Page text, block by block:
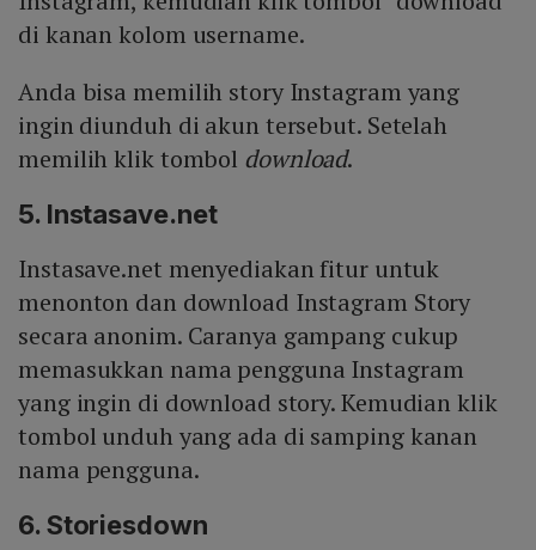
di kanan kolom username.
Anda bisa memilih story Instagram yang
ingin diunduh di akun tersebut. Setelah
memilih klik tombol download.
5. Instasave.net
Instasave.net menyediakan fitur untuk
menonton dan download Instagram Story
secara anonim. Caranya gampang cukup
memasukkan nama pengguna Instagram
yang ingin di download story. Kemudian klik
tombol unduh yang ada di samping kanan
nama pengguna.
6. Storiesdown